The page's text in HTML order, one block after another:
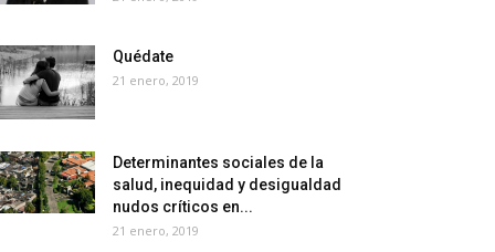
Quédate
21 enero, 2019
Determinantes sociales de la
salud, inequidad y desigualdad
nudos críticos en...
21 enero, 2019